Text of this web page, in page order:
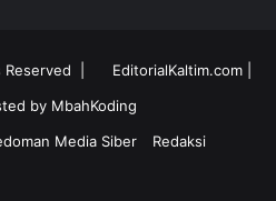
Reserved | EditorialKaltim.com
by MbahKoding
Media Siber Redaksi